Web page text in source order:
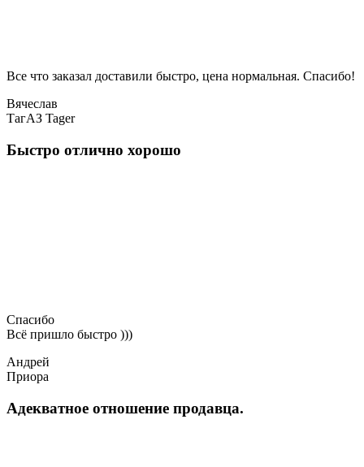
Все что заказал доставили быстро, цена нормальная. Спасибо!
Вячеслав
ТагАЗ Tager
Быстро отлично хорошо
Спасибо
Всё пришло быстро )))
Андрей
Приора
Адекватное отношение продавца.